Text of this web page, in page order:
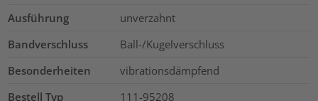
Ausführung
unverzahnt
Bandverschluss
Ball-/Kugelverschluss
Besonderheiten
vibrationsdämpfend
Bestell Typ
111-95208